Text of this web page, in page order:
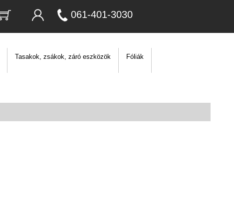
061-401-3030
Tasakok, zsákok, záró eszközök Fóliák